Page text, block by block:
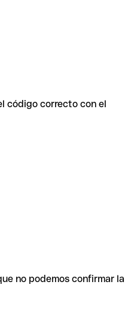
código correcto con el
no podemos confirmar la